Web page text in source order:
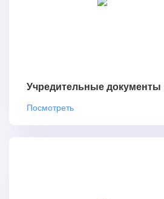
Учредительные документы
Посмотреть